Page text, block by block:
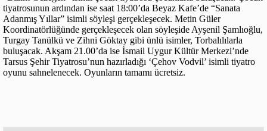
tiyatrosunun ardından ise saat 18:00’da Beyaz Kafe’de “Sanata
Adanmış Yıllar” isimli söyleşi gerçekleşecek. Metin Güler
Koordinatörlüğünde gerçekleşecek olan söyleşide Ayşenil Şamlıoğlu,
Turgay Tanülkü ve Zihni Göktay gibi ünlü isimler, Torbalılılarla
buluşacak. Akşam 21.00’da ise İsmail Uygur Kültür Merkezi’nde
Tarsus Şehir Tiyatrosu’nun hazırladığı ‘Çehov Vodvil’ isimli tiyatro
oyunu sahnelenecek. Oyunların tamamı ücretsiz.